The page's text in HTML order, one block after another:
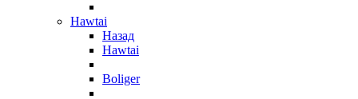
Hawtai
Назад
Hawtai
Boliger